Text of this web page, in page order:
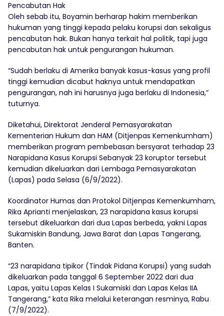
Pencabutan Hak
Oleh sebab itu, Boyamin berharap hakim memberikan
hukuman yang tinggi kepada pelaku korupsi dan sekaligus
pencabutan hak. Bukan hanya terkait hal politik, tapi juga
pencabutan hak untuk pengurangan hukuman.
“Sudah berlaku di Amerika banyak kasus-kasus yang profil
tinggi kemudian dicabut haknya untuk mendapatkan
pengurangan, nah ini harusnya juga berlaku di Indonesia,”
tuturnya.
Diketahui, Direktorat Jenderal Pemasyarakatan
Kementerian Hukum dan HAM (Ditjenpas Kemenkumham)
memberikan program pembebasan bersyarat terhadap 23
Narapidana Kasus Korupsi Sebanyak 23 koruptor tersebut
kemudian dikeluarkan dari Lembaga Pemasyarakatan
(Lapas) pada Selasa (6/9/2022).
Koordinator Humas dan Protokol Ditjenpas Kemenkumham,
Rika Aprianti menjelaskan, 23 narapidana kasus korupsi
tersebut dikeluarkan dari dua Lapas berbeda, yakni Lapas
Sukamiskin Bandung, Jawa Barat dan Lapas Tangerang,
Banten.
“23 narapidana tipikor (Tindak Pidana Korupsi) yang sudah
dikeluarkan pada tanggal 6 September 2022 dari dua
Lapas, yaitu Lapas Kelas I Sukamiski dan Lapas Kelas IIA
Tangerang,” kata Rika melalui keterangan resminya, Rabu
(7/9/2022).